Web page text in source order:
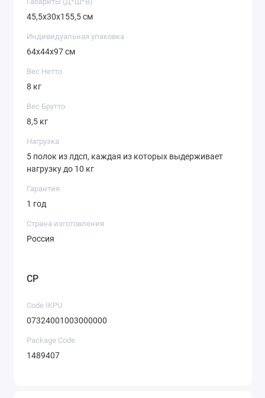
45,5х30х155,5 см
Индивидуальная упаковка
64х44х97 см
Вес Нетто
8 кг
Вес Брутто
8,5 кг
Нагрузка
5 полок из лдсп, каждая из которых выдерживает
нагрузку до 10 кг
Гарантия
1 год
Страна изготовления
Россия
CP
Code IKPU
07324001003000000
Package Code
1489407